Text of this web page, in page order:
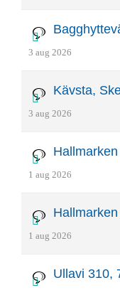
3 aug 2026
Kävsta,
3 aug 2026
Hallmarken
1 aug 2026
1 aug 2026
Ullavi 310,